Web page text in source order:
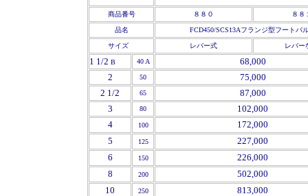
商品番号 ８８０ ８８
品名 FCD450/SCS13Aフランジ型フートバ
サイズ レバー式 レバー
1 1/2 B 40 A
68,000
2
50
75,000
2 1/2
65
87,000
3
80
102,000
4
100
172,000
5
125
227,000
6
150
226,000
8
200
502,000
10
250
813,000